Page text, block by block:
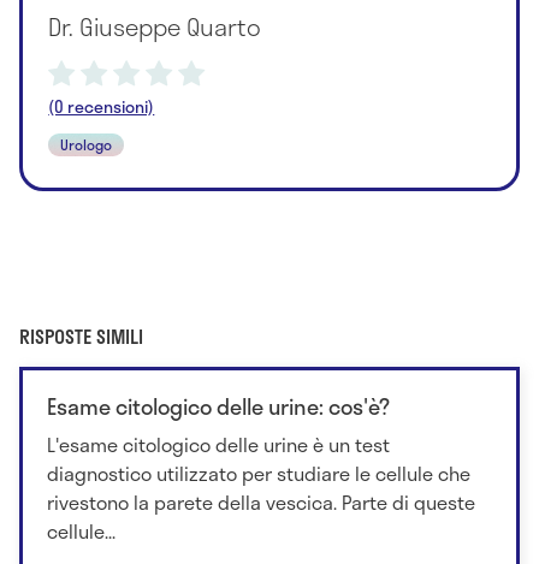
Dr. Giuseppe Quarto
(0 recensioni)
Urologo
RISPOSTE SIMILI
Esame citologico delle urine: cos'è?
L'esame citologico delle urine è un test
diagnostico utilizzato per studiare le cellule che
rivestono la parete della vescica. Parte di queste
cellule...